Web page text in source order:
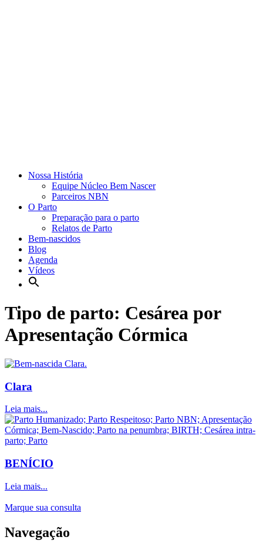
Nossa História
Equipe Núcleo Bem Nascer
Parceiros NBN
O Parto
Preparação para o parto
Relatos de Parto
Bem-nascidos
Blog
Agenda
Vídeos
Tipo de parto: Cesárea por
Apresentação Córmica
Clara
Leia mais...
BENÍCIO
Leia mais...
Marque sua consulta
Navegação